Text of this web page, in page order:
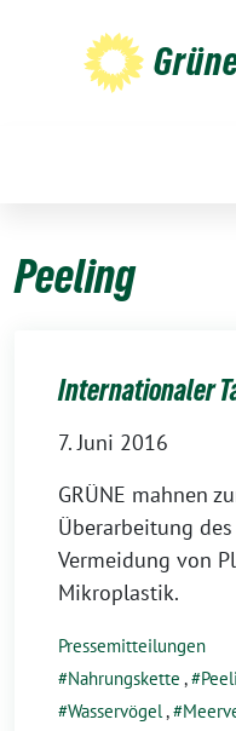
Peeling
Internationaler
7. Juni 2016
GRÜNE mahnen
Überarbeitung
Vermeidung von
Mikroplastik.
Pressemitteilungen
Nahrungskette ,
Wasservögel,